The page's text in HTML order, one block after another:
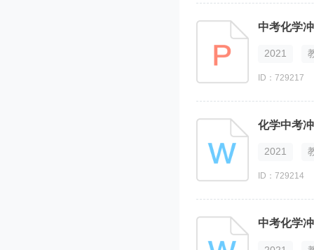
中考化学
2021
ID：729217
化学中考
2021
ID：729214
中考化学